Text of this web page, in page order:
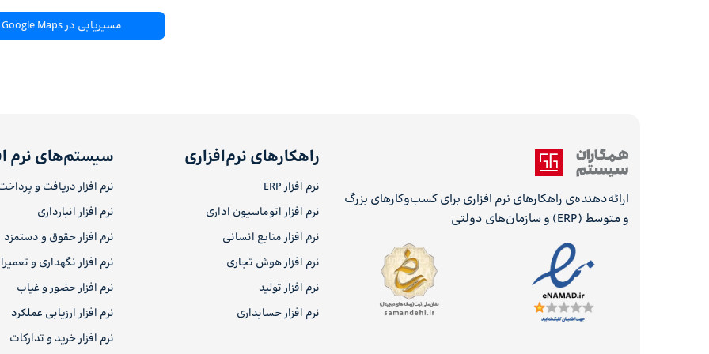
مسیریابی در Google Maps
ارائه‌دهنده‌ی راهکارهای نرم افزاری برای کسب‌وکارهای بزرگ
و متوسط (ERP) و سازمان‌های دولتی
راهکارهای نرم‌افزاری
نرم افزار ERP
نرم افزار اتوماسیون اداری
نرم افزار منابع انسانی
نرم افزار هوش تجاری
نرم افزار تولید
نرم افزار حسابداری
سیستم‌های نرم
نرم افزار دریافت و
نرم افزار انبارداری
نرم افزار حقوق و دستمزد
نرم افزار نگهداری و
نرم افزار حضور و غیاب
نرم افزار ارزیابی عملکرد
نرم افزار خرید و تدارکات